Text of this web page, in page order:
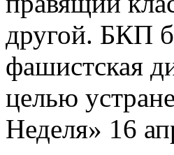
другой. БКП
фашистская
целью
Неделя» 16